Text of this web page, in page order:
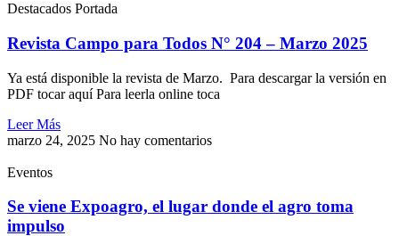
Destacados Portada
Revista Campo para Todos N° 204 – Marzo 2025
Ya está disponible la revista de Marzo. Para descargar la versión en
PDF tocar aquí Para leerla online toca
Leer Más
marzo 24, 2025 No hay comentarios
Eventos
Se viene Expoagro, el lugar donde el agro toma
impulso